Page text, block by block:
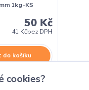
1kg-KS
50 Kč
41 Kčbez DPH
do košíku
cookies?